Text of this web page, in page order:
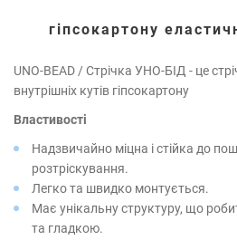
гіпсокартону
UNO-BEAD / Стрічка УНО-БІД - це
внутрішніх кутів гіпсокартону
Властивості
Надзвичайно міцна і стійка до
розтріскування.
Легко та швидко монтується.
Має унікальну структуру, що
та гладкою.